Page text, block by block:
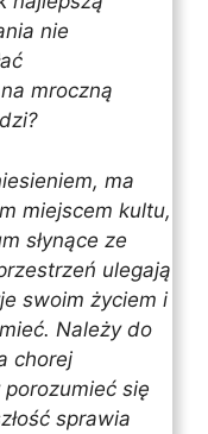
nie
mroczną
ma
miejscem kultu,
słynące ze
ulegają
swoim życiem i
Należy do
chorej
się
sprawia